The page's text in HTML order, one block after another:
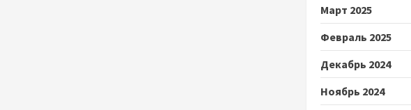
Март 2025
Февраль 2025
Декабрь 2024
Ноябрь 2024